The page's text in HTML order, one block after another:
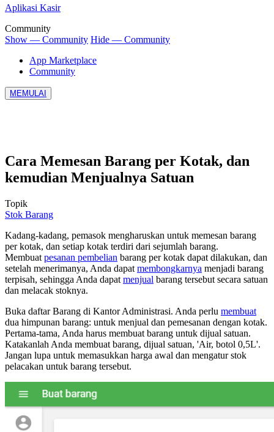
Aplikasi Kasir
Community
Show — Community Hide — Community
App Marketplace
Community
MEMULAI
Cara Memesan Barang per Kotak, dan
kemudian Menjualnya Satuan
Topik
Stok Barang
Kadang-kadang, pemasok mengharuskan untuk memesan barang
per kotak, dan setiap kotak terdiri dari sejumlah barang.
Membuat pesanan pembelian barang per kotak dapat dilakukan, dan
setelah menerimanya, Anda dapat membongkarnya menjadi barang
terpisah, sehingga Anda dapat menjual barang tersebut secara satuan
dan melacak stoknya.
Buka daftar Barang di Kantor Administrasi. Anda perlu membuat
dua himpunan barang: untuk menjual dan pemesanan dengan kotak.
Pertama-tama, Anda harus membuat barang untuk dijual satuan.
Katakanlah Anda membuat barang, dijual satuan, 'Air, botol 0,5L'.
Jangan lupa untuk memasukkan harga awal dan mengatur stok
pelacakan untuk barang tersebut.